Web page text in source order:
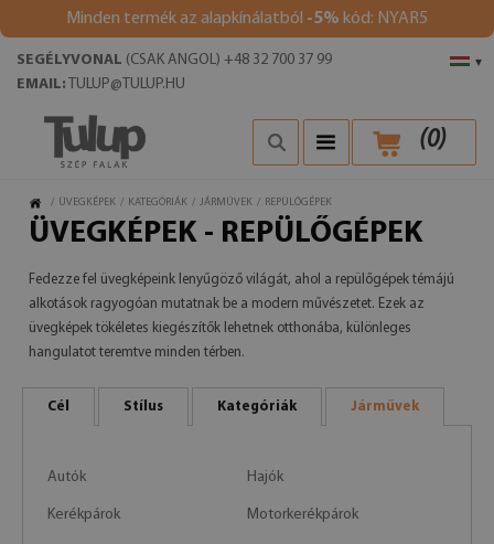
Minden termék az alapkínálatból -5% kód: NYAR5
▾
SEGÉLYVONAL (CSAK ANGOL) +48 32 700 37 99
EMAIL: TULUP@TULUP.HU
(0)
/ ÜVEGKÉPEK / KATEGÓRIÁK / JÁRMŰVEK / REPÜLŐGÉPEK
ÜVEGKÉPEK - REPÜLŐGÉPEK
Fedezze fel üvegképeink lenyűgöző világát, ahol a repülőgépek témájú
alkotások ragyogóan mutatnak be a modern művészetet. Ezek az
üvegképek tökéletes kiegészítők lehetnek otthonába, különleges
hangulatot teremtve minden térben.
Cél Stílus Kategóriák Járművek
Autók Hajók
Kerékpárok Motorkerékpárok